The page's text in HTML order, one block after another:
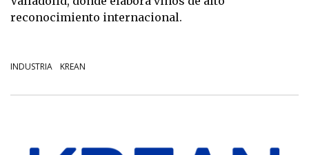
reconocimiento internacional.
INDUSTRIA KREAN